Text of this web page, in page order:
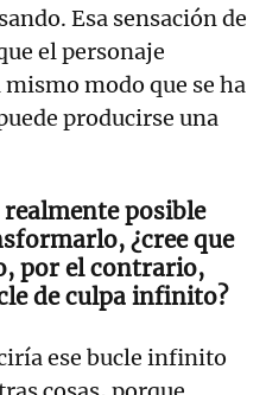
Esa sensación de
el personaje
modo que se ha
producirse una
posible
¿cree que
por el contrario,
de culpa infinito?
ese bucle infinito